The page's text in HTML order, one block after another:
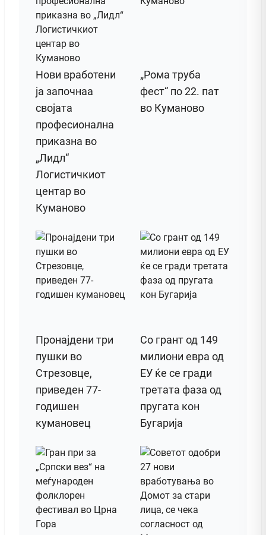
Нови вработени
ја започнаа
својата
професионална
приказна во
„Лидл“
Логистичкиот
центар во
Куманово
„Рома труба
фест“ по 22. пат
во Куманово
Пронајдени три
пушки во
Стрезовце,
приведен 77-
годишен
кумановец
Со грант од 149
милиони евра од
ЕУ ќе се гради
третата фаза од
пругата кон
Бугарија